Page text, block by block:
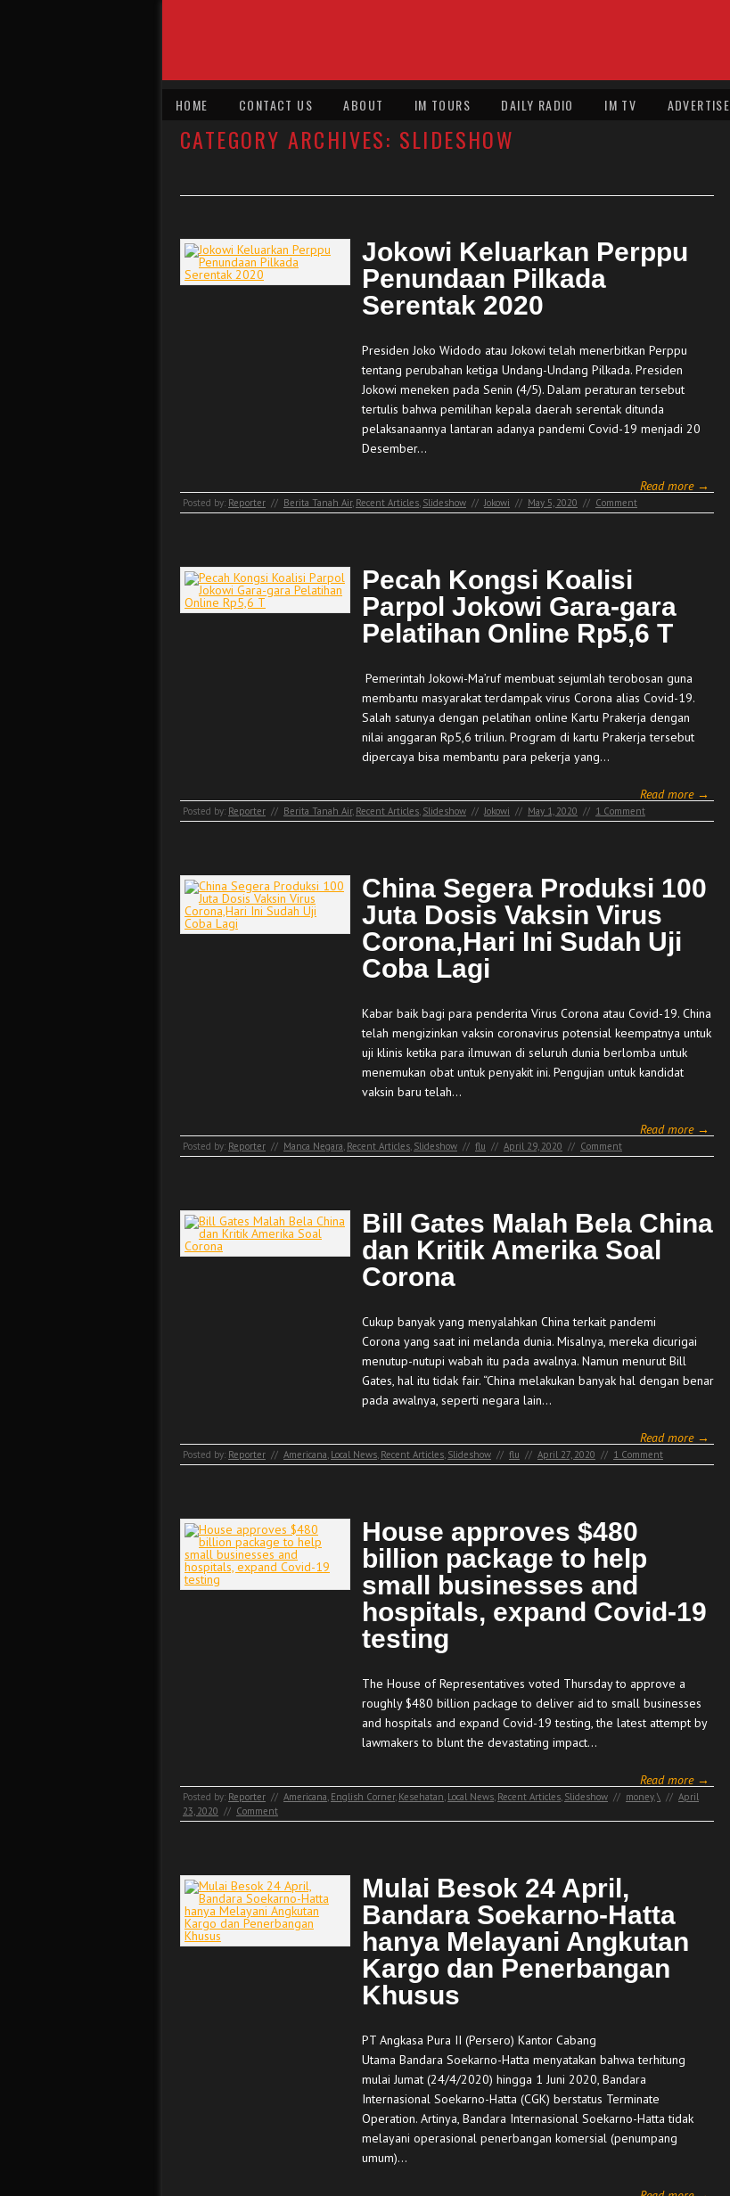
HOME CONTACT US ABOUT IM TOURS DAILY RADIO IM TV ADVERTISE
CATEGORY ARCHIVES: SLIDESHOW
Jokowi Keluarkan Perppu
Penundaan Pilkada
Serentak 2020
Presiden Joko Widodo atau Jokowi telah menerbitkan Perppu
tentang perubahan ketiga Undang-Undang Pilkada. Presiden
Jokowi meneken pada Senin (4/5). Dalam peraturan tersebut
tertulis bahwa pemilihan kepala daerah serentak ditunda
pelaksanaannya lantaran adanya pandemi Covid-19 menjadi 20
Desember…
Read more →
Posted by: Reporter // Berita Tanah Air, Recent Articles, Slideshow // Jokowi // May 5, 2020 // Comment
Pecah Kongsi Koalisi
Parpol Jokowi Gara-gara
Pelatihan Online Rp5,6 T
Pemerintah Jokowi-Ma’ruf membuat sejumlah terobosan guna
membantu masyarakat terdampak virus Corona alias Covid-19.
Salah satunya dengan pelatihan online Kartu Prakerja dengan
nilai anggaran Rp5,6 triliun. Program di kartu Prakerja tersebut
dipercaya bisa membantu para pekerja yang…
Read more →
Posted by: Reporter // Berita Tanah Air, Recent Articles, Slideshow // Jokowi // May 1, 2020 // 1 Comment
China Segera Produksi 100
Juta Dosis Vaksin Virus
Corona,Hari Ini Sudah Uji
Coba Lagi
Kabar baik bagi para penderita Virus Corona atau Covid-19. China
telah mengizinkan vaksin coronavirus potensial keempatnya untuk
uji klinis ketika para ilmuwan di seluruh dunia berlomba untuk
menemukan obat untuk penyakit ini. Pengujian untuk kandidat
vaksin baru telah…
Read more →
Posted by: Reporter // Manca Negara, Recent Articles, Slideshow // flu // April 29, 2020 // Comment
Bill Gates Malah Bela China
dan Kritik Amerika Soal
Corona
Cukup banyak yang menyalahkan China terkait pandemi
Corona yang saat ini melanda dunia. Misalnya, mereka dicurigai
menutup-nutupi wabah itu pada awalnya. Namun menurut Bill
Gates, hal itu tidak fair. “China melakukan banyak hal dengan benar
pada awalnya, seperti negara lain…
Read more →
Posted by: Reporter // Americana, Local News, Recent Articles, Slideshow // flu // April 27, 2020 // 1 Comment
House approves $480
billion package to help
small businesses and
hospitals, expand Covid-19
testing
The House of Representatives voted Thursday to approve a
roughly $480 billion package to deliver aid to small businesses
and hospitals and expand Covid-19 testing, the latest attempt by
lawmakers to blunt the devastating impact…
Read more →
Posted by: Reporter // Americana, English Corner, Kesehatan, Local News, Recent Articles, Slideshow // money,\ // April
23, 2020 // Comment
Mulai Besok 24 April,
Bandara Soekarno-Hatta
hanya Melayani Angkutan
Kargo dan Penerbangan
Khusus
PT Angkasa Pura II (Persero) Kantor Cabang
Utama Bandara Soekarno-Hatta menyatakan bahwa terhitung
mulai Jumat (24/4/2020) hingga 1 Juni 2020, Bandara
Internasional Soekarno-Hatta (CGK) berstatus Terminate
Operation. Artinya, Bandara Internasional Soekarno-Hatta tidak
melayani operasional penerbangan komersial (penumpang
umum)…